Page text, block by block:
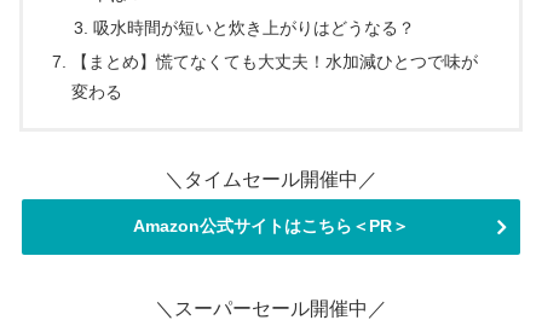
吸水時間が短いと炊き上がりはどうなる？
【まとめ】慌てなくても大丈夫！水加減ひとつで味が
変わる
＼タイムセール開催中／
Amazon公式サイトはこちら＜PR＞
＼スーパーセール開催中／